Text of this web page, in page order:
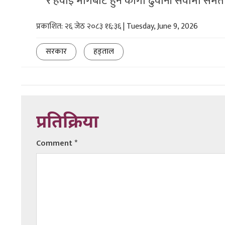
प्रकाशित: २६ जेठ २०८३ १६:३६ | Tuesday, June 9, 2026
सरकार
हड्ताल
प्रतिक्रिया
Comment*